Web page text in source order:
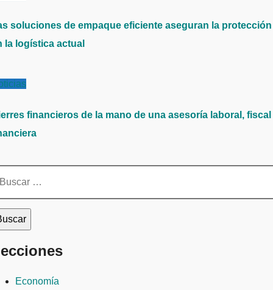
soluciones de empaque eficiente aseguran la protección
la logística actual
financieros de la mano de una asesoría laboral, fiscal
Economía